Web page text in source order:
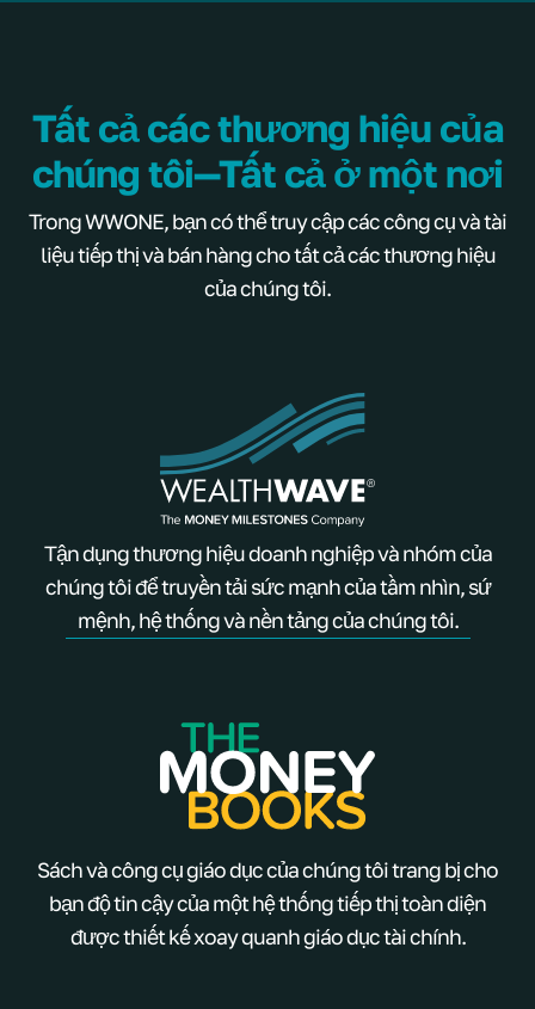
Tất cả các thương hiệu của
chúng tôi—Tất cả ở một nơi
Trong WWONE, bạn có thể truy cập các công cụ và tài
liệu tiếp thị và bán hàng cho tất cả các thương hiệu
của chúng tôi.
Tận dụng thương hiệu doanh nghiệp và nhóm của
chúng tôi để truyền tải sức mạnh của tầm nhìn, sứ
mệnh, hệ thống và nền tảng của chúng tôi.
Sách và công cụ giáo dục của chúng tôi trang bị cho
bạn độ tin cậy của một hệ thống tiếp thị toàn diện
được thiết kế xoay quanh giáo dục tài chính.